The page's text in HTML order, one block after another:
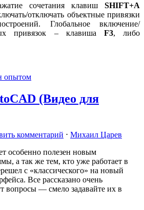
сочетания клавиш SHIFT+A
отключать объектные привязки
Глобальное включение/
привязок – клавиша F3, либо
опытом
(Видео для
комментарий ⋅ Михаил Царев
особенно полезен новым
а так же тем, кто уже работает в
с «классического» на новый
Все рассказано очень
вопросы — смело задавайте их в